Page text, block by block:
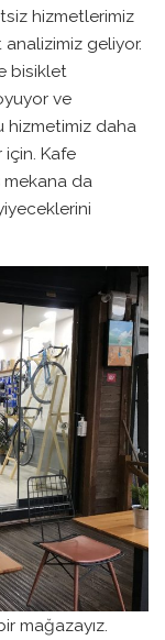
hizmetlerimiz
analizimiz geliyor.
bisiklet
ve
hizmetimiz daha
için. Kafe
mekana da
mağazayız.